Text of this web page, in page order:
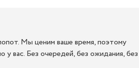
Мы ценим ваше время, поэтому
вас. Без очередей, без ожидания, без